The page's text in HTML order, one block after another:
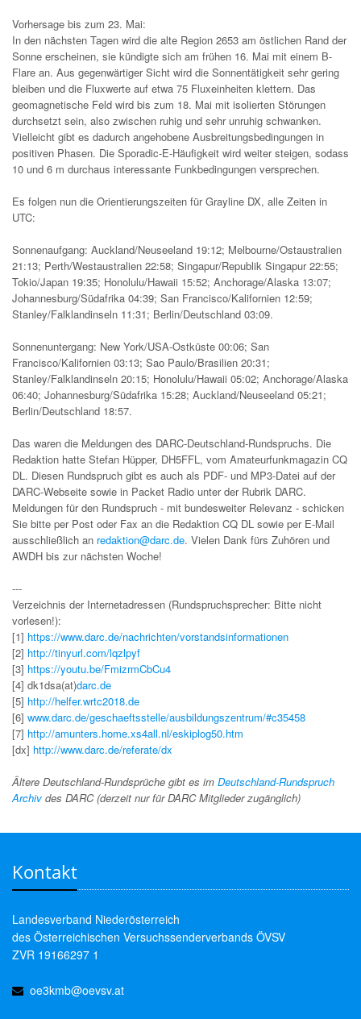
Vorhersage bis zum 23. Mai:
In den nächsten Tagen wird die alte Region 2653 am östlichen Rand der
Sonne erscheinen, sie kündigte sich am frühen 16. Mai mit einem B-
Flare an. Aus gegenwärtiger Sicht wird die Sonnentätigkeit sehr gering
bleiben und die Fluxwerte auf etwa 75 Fluxeinheiten klettern. Das
geomagnetische Feld wird bis zum 18. Mai mit isolierten Störungen
durchsetzt sein, also zwischen ruhig und sehr unruhig schwanken.
Vielleicht gibt es dadurch angehobene Ausbreitungsbedingungen in
positiven Phasen. Die Sporadic-E-Häufigkeit wird weiter steigen, sodass
10 und 6 m durchaus interessante Funkbedingungen versprechen.
Es folgen nun die Orientierungszeiten für Grayline DX, alle Zeiten in
UTC:
Sonnenaufgang: Auckland/Neuseeland 19:12; Melbourne/Ostaustralien
21:13; Perth/Westaustralien 22:58; Singapur/Republik Singapur 22:55;
Tokio/Japan 19:35; Honolulu/Hawaii 15:52; Anchorage/Alaska 13:07;
Johannesburg/Südafrika 04:39; San Francisco/Kalifornien 12:59;
Stanley/Falklandinseln 11:31; Berlin/Deutschland 03:09.
Sonnenuntergang: New York/USA-Ostküste 00:06; San
Francisco/Kalifornien 03:13; Sao Paulo/Brasilien 20:31;
Stanley/Falklandinseln 20:15; Honolulu/Hawaii 05:02; Anchorage/Alaska
06:40; Johannesburg/Südafrika 15:28; Auckland/Neuseeland 05:21;
Berlin/Deutschland 18:57.
Das waren die Meldungen des DARC-Deutschland-Rundspruchs. Die
Redaktion hatte Stefan Hüpper, DH5FFL, vom Amateurfunkmagazin CQ
DL. Diesen Rundspruch gibt es auch als PDF- und MP3-Datei auf der
DARC-Webseite sowie in Packet Radio unter der Rubrik DARC.
Meldungen für den Rundspruch - mit bundesweiter Relevanz - schicken
Sie bitte per Post oder Fax an die Redaktion CQ DL sowie per E-Mail
ausschließlich an redaktion@darc.de. Vielen Dank fürs Zuhören und
AWDH bis zur nächsten Woche!
---
Verzeichnis der Internetadressen (Rundspruchsprecher: Bitte nicht
vorlesen!):
[1] https://www.darc.de/nachrichten/vorstandsinformationen
[2] http://tinyurl.com/lqzlpyf
[3] https://youtu.be/FmizrmCbCu4
[4] dk1dsa(at)darc.de
[5] http://helfer.wrtc2018.de
[6] www.darc.de/geschaeftsstelle/ausbildungszentrum/#c35458
[7] http://amunters.home.xs4all.nl/eskiplog50.htm
[dx] http://www.darc.de/referate/dx
Ältere Deutschland-Rundsprüche gibt es im Deutschland-Rundspruch
Archiv des DARC (derzeit nur für DARC Mitglieder zugänglich)
Kontakt
Landesverband Niederösterreich
des Österreichischen Versuchssenderverbands ÖVSV
ZVR 19166297 1
oe3kmb@oevsv.at